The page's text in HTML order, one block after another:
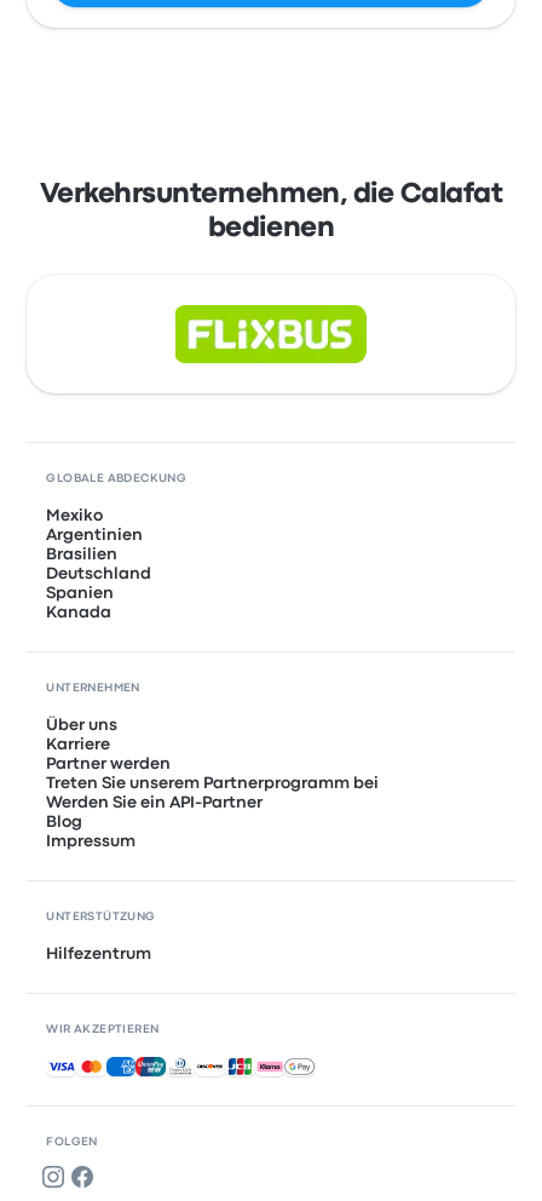
Verkehrsunternehmen, die Calafat
bedienen
FOLGEN
GLOBALE ABDECKUNG
Mexiko
Argentinien
Brasilien
Deutschland
Spanien
Kanada
UNTERNEHMEN
Über uns
Karriere
Partner werden
Treten Sie unserem Partnerprogramm bei
Werden Sie ein API-Partner
Blog
Impressum
UNTERSTÜTZUNG
Hilfezentrum
WIR AKZEPTIEREN
Akzeptierte Zahlungsmethoden